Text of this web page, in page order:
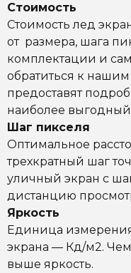
Стоимость
Стоимость лед
от размера, шага
комплектации и
обратиться к
предоставят
наиболее выгодный
Шаг пикселя
Оптимальное
трехкратный шаг
уличный экран с
дистанцию
Яркость
Единица
экрана — Кд/м2. Чем
выше яркость.